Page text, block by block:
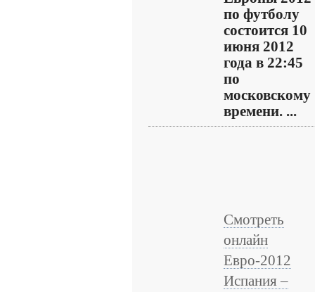
по футболу
состоится 10
июня 2012
года в 22:45
по
московскому
времени. ...
Смотреть
онлайн
Евро-2012
Испания –